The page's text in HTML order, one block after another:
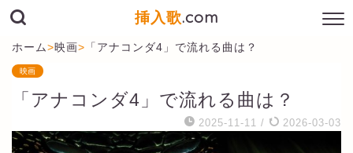
挿入歌.com
ホーム>映画> 「アナコンダ4」で流れる曲は？
映画
「アナコンダ4」で流れる曲は？
2025-11-11 / 2026-03-03